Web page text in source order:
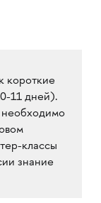
короткие
11 дней).
необходимо
классы
знание